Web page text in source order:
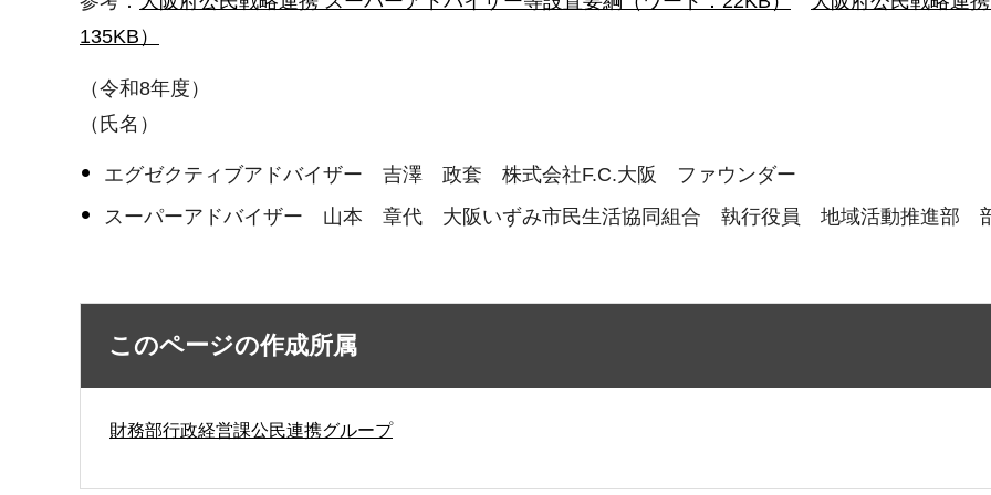
135KB）
（令和8年度）
（氏名）
エグゼクティブアドバイザー 吉澤 政套 株式会社F.C.大阪 ファウンダー
スーパーアドバイザー 山本 章代 大阪いずみ市民生活協同組合 執行役員 地域活動推進部
このページの作成所属
財務部行政経営課公民連携グループ